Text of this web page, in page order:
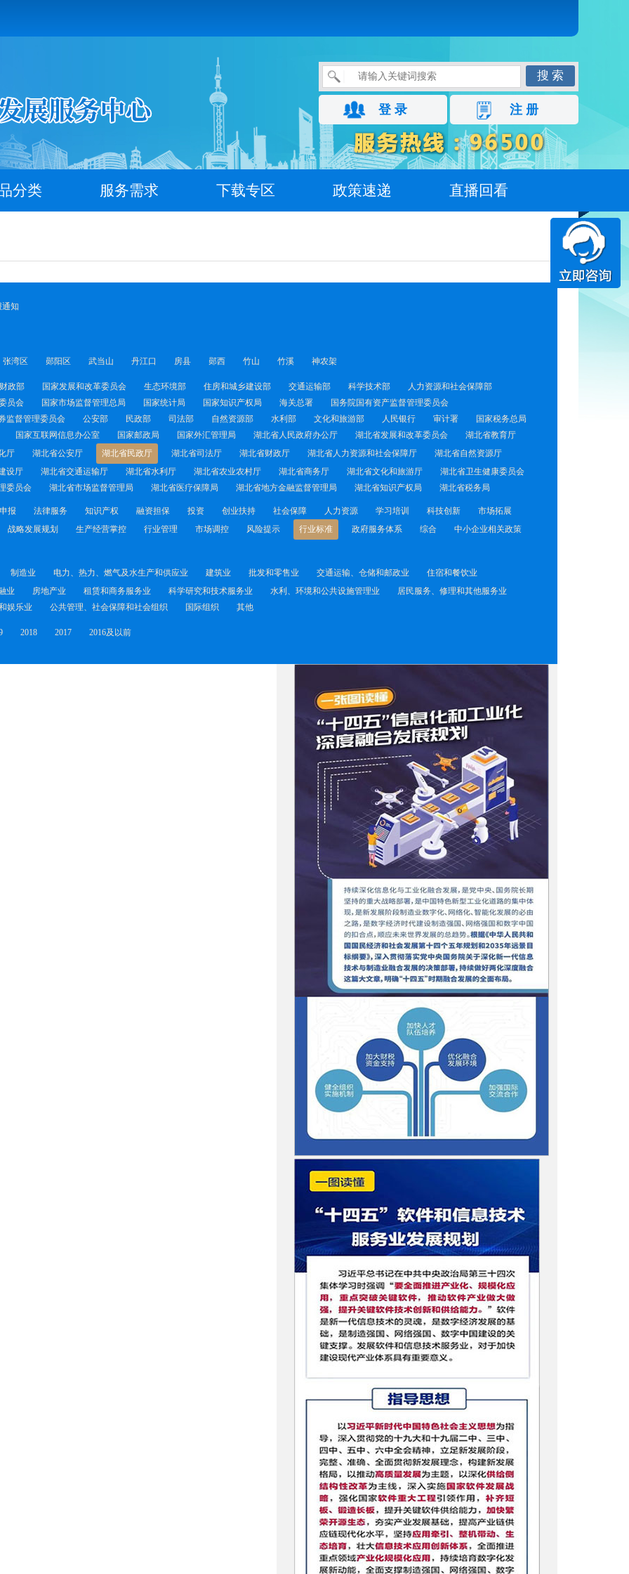
搜 索
登 录 注 册
分类 服务需求 下载专区 政策速递 直播回看
通知
张湾区 郧阳区 武当山 丹江口 房县 郧西 竹山 竹溪 神农架
财政部 国家发展和改革委员会 生态环境部 住房和城乡建设部 交通运输部 科学技术部
人力资源和社会保障部
员会 国家市场监督管理总局 国家统计局 国家知识产权局 海关总署
国务院国有资产监督管理委员会
监督管理委员会 公安部 民政部 司法部 自然资源部 水利部 文化和旅游部 人民银行 审计署
国家税务总局
国家互联网信息办公室 国家邮政局 国家外汇管理局 湖北省人民政府办公厅 湖北省发展和改革委员会
湖北省教育厅
厅 湖北省公安厅 湖北省民政厅 湖北省司法厅 湖北省财政厅 湖北省人力资源和社会保障厅
湖北省自然资源厅
设厅 湖北省交通运输厅 湖北省水利厅 湖北省农业农村厅 湖北省商务厅 湖北省文化和旅游厅
湖北省卫生健康委员会
委员会 湖北省市场监督管理局 湖北省医疗保障局 湖北省地方金融监督管理局 湖北省知识产权局 湖北省税务局
报 法律服务 知识产权 融资担保 投资 创业扶持 社会保障 人力资源 学习培训 科技创新
市场拓展
战略发展规划 生产经营掌控 行业管理 市场调控 风险提示 行业标准 政府服务体系 综合
中小企业相关政策
制造业 电力、热力、燃气及水生产和供应业 建筑业 批发和零售业 交通运输、仓储和邮政业
住宿和餐饮业
业 房地产业 租赁和商务服务业 科学研究和技术服务业 水利、环境和公共设施管理业
居民服务、修理和其他服务业
娱乐业 公共管理、社会保障和社会组织 国际组织 其他
2018 2017 2016及以前